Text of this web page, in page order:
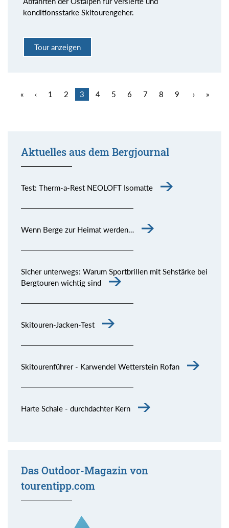
konditionsstarke Skitourengeher.
Tour anzeigen
« ‹ 1 2 3 4 5 6 7 8 9 › »
Aktuelles aus dem Bergjournal
Test: Therm-a-Rest NEOLOFT Isomatte
Wenn Berge zur Heimat werden…
Sicher unterwegs: Warum Sportbrillen mit Sehstärke bei
Bergtouren wichtig sind
Skitouren-Jacken-Test
Skitourenführer - Karwendel Wetterstein Rofan
Harte Schale - durchdachter Kern
Das Outdoor-Magazin von
tourentipp.com